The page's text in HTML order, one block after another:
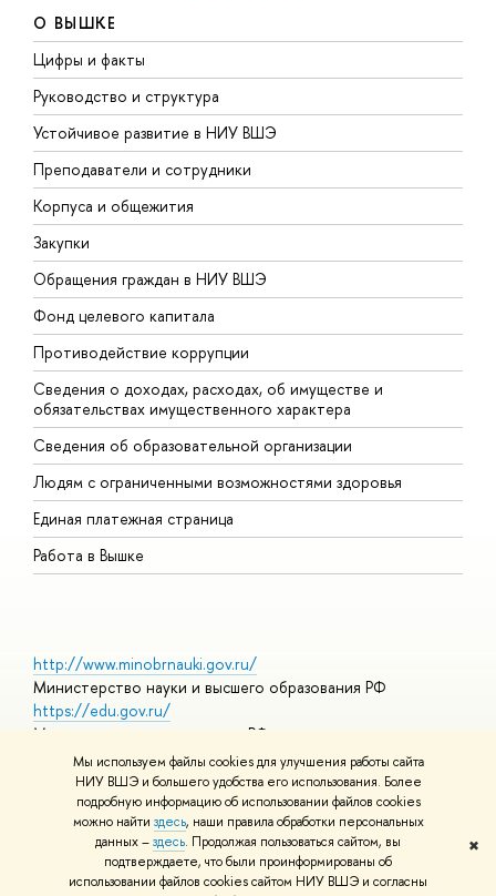
Мы используем файлы cookies для улучшения работы сайта
НИУ ВШЭ и большего удобства его использования. Более
подробную информацию об использовании файлов cookies
можно найти здесь, наши правила обработки персональных
данных –здесь. Продолжая пользоваться сайтом, вы
подтверждаете, что были проинформированы об
использовании файлов cookies сайтом НИУ ВШЭ и согласны
✖
О ВЫШКЕ
Цифры и факты
Руководство и структура
Устойчивое развитие в НИУ ВШЭ
Преподаватели и сотрудники
Корпуса и общежития
Закупки
Обращения граждан в НИУ ВШЭ
Фонд целевого капитала
Противодействие коррупции
Сведения о доходах, расходах, об имуществе и
обязательствах имущественного характера
Сведения об образовательной организации
Людям с ограниченными возможностями здоровья
Единая платежная страница
Работа в Вышке
http://www.minobrnauki.gov.ru/
Министерство науки и высшего образования РФ
https://edu.gov.ru/
Министерство просвещения РФ
https://elearning.hse.ru/mooc
Массовые открытые онлайн-курсы
© НИУ ВШЭ 1993–2026 Адреса и контактыУсловия
использования материалов Политика конфиденциальности